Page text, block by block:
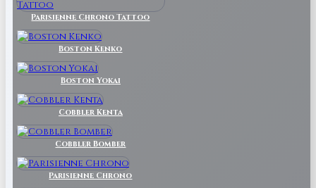
Parisienne Chrono Tattoo
Boston Kenko
Boston Yokai
Cobbler Kenta
Cobbler Bomber
Parisienne Chrono